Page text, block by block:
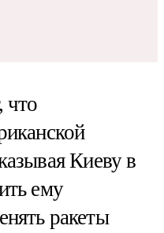
что
Киеву в
ему
ракеты